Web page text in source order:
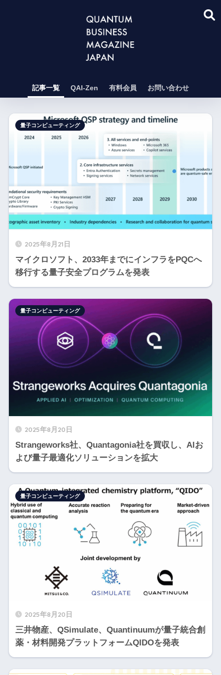
記事一覧 QAI-Zen 有料会員 お問い合わせ
2025年8月21日
マイクロソフト、2033年までにインフラをPQCへ
移行する量子安全プログラムを発表
量子コンピューティング
2025年8月20日
Strangeworks社、Quantagonia社を買収し、AIお
よび量子最適化ソリューションを拡大
量子コンピューティング
2025年8月20日
三井物産、QSimulate、Quantinuumが量子統合創
薬・材料開発プラットフォームQIDOを発表
量子コンピューティング